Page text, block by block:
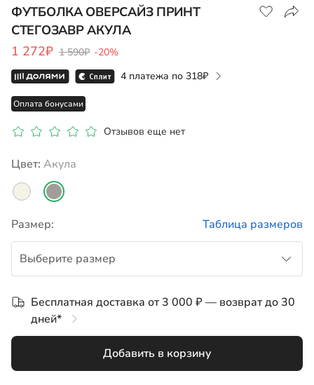
ФУТБОЛКА ОВЕРСАЙЗ ПРИНТ
СТЕГОЗАВР АКУЛА
1 272₽ 1 590₽ -20%
4 платежа по 318
Оплата бонусами
Отзывов еще нет
Цвет: акула
Размер: Таблица размеров
Выберите размер
до 122-128
Бесплатная доставка от 3 000 ₽ — возврат до 30
дней*
Добавить в корзину